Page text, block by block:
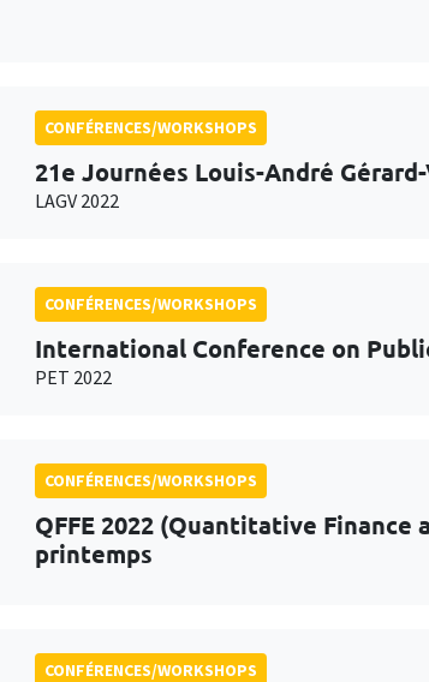
CONFÉRENCES/WORKSHOPS
21e Journées Louis-André
LAGV 2022
CONFÉRENCES/WORKSHOPS
International Conference on
PET 2022
CONFÉRENCES/WORKSHOPS
QFFE 2022 (Quantitative Finance
printemps
CONFÉRENCES/WORKSHOPS